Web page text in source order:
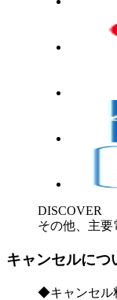
DISCOVER
その他、主
キャンセルにつ
◆キャンセル